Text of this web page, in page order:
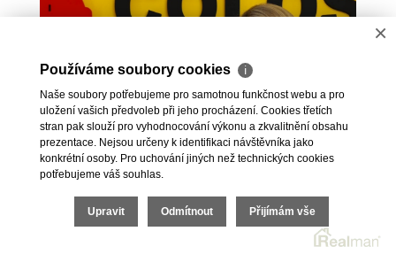
×
Používáme soubory cookies ℹ
Naše soubory potřebujeme pro samotnou funkčnost webu a pro
uložení vašich předvoleb při jeho procházení. Cookies třetích
stran pak slouží pro vyhodnocování výkonu a zkvalitnění obsahu
prezentace. Nejsou určeny k identifikaci návštěvníka jako
konkrétní osoby. Pro uchování jiných než technických cookies
potřebujeme váš souhlas.
Upravit Odmítnout Přijímám vše